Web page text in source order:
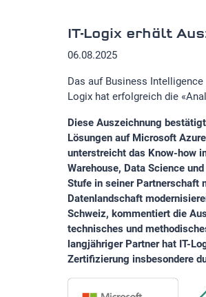
IT-Logix erhält
06.08.2025
Das auf Business
Logix hat erfolgreich die
Diese Auszeichnung
Lösungen auf Microsoft
unterstreicht das Know-how
Warehouse, Data Science
Stufe in seiner Partnerschaft
Datenlandschaft
Schweiz, kommentiert die
technisches und
langjähriger Partner hat IT-
Zertifizierung insbesondere